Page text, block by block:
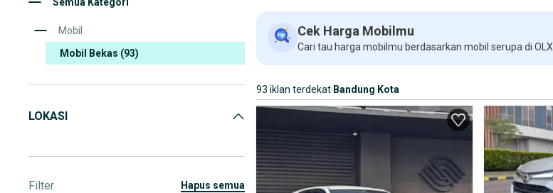
Mobil
Mobil Bekas (93)
LOKASI
Filter hapus semua
Cek Harga Mobilmu
Cari tau harga mobilmu berdasarkan mobil serupa di OLX.
93 iklan terdekat Bandung Kota